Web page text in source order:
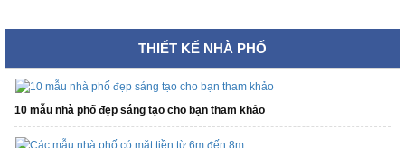
THIẾT KẾ NHÀ PHỐ
10 mẫu nhà phố đẹp sáng tạo cho bạn tham khảo